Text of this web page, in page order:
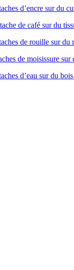
d’encre sur du
de café sur du
de rouille sur du
de moisissure sur
d’eau sur du